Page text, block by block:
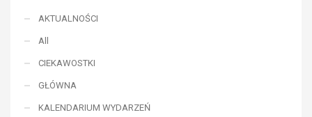
AKTUALNOŚCI
All
CIEKAWOSTKI
GŁÓWNA
KALENDARIUM WYDARZEŃ